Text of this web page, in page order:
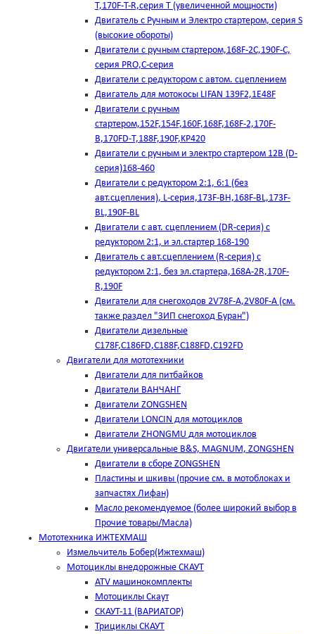
T,170F-T-R,серия Т (увеличенной мощности)
Двигатель с Ручным и Электро стартером, серия S
(высокие обороты)
Двигатели с ручным стартером,168F-2C,190F-C,
серия PRO,C-серия
Двигатели с редуктором с автом. сцеплением
Двигатель для мотокосы LIFAN 139F2,1E48F
Двигатели с ручным
стартером,152F,154F,160F,168F,168F-2,170F-
B,170FD-T,188F,190F,KP420
Двигатели с ручным и электро стартером 12В (D-
серия)168-460
Двигатели с редуктором 2:1, 6:1 (без
авт.сцепления), L-серия,173F-BH,168F-BL,173F-
BL,190F-BL
Двигатели с авт. сцеплением (DR-серия) с
редуктором 2:1, и эл.стартер 168-190
Двигатель с авт.сцеплением (R-серия) с
редуктором 2:1, без эл.стартера,168А-2R,170F-
R,190F
Двигатели для снегоходов 2V78F-A,2V80F-A (см.
также раздел "ЗИП снегоход Буран")
Двигатели дизельные
C178F,С186FD,C188F,C188FD,C192FD
Двигатели для мототехники
Двигатели для питбайков
Двигатели ВАНЧАНГ
Двигатели ZONGSHEN
Двигатели LONCIN для мотоциклов
Двигатели ZHONGMU для мотоциклов
Двигатели универсальные B&S, MAGNUM, ZONGSHEN
Двигатели в сборе ZONGSHEN
Пластины и шкивы (прочие см. в мотоблоках и
запчастях Лифан)
Масло рекомендуемое (более широкий выбор в
Прочие товары/Масла)
Мототехника ИЖТЕХМАШ
Измельчитель Бобер(Ижтехмаш)
Мотоциклы внедорожные СКАУТ
ATV машинокомплекты
Мотоциклы Скаут
СКАУТ-11 (ВАРИАТОР)
Трициклы СКАУТ